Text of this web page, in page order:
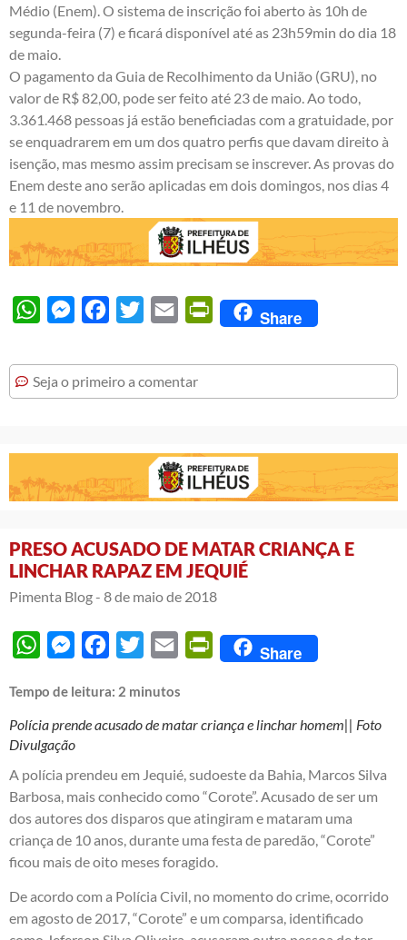
Médio (Enem). O sistema de inscrição foi aberto às 10h de
segunda-feira (7) e ficará disponível até as 23h59min do dia 18
de maio.
O pagamento da Guia de Recolhimento da União (GRU), no
valor de R$ 82,00, pode ser feito até 23 de maio. Ao todo,
3.361.468 pessoas já estão beneficiadas com a gratuidade, por
se enquadrarem em um dos quatro perfis que davam direito à
isenção, mas mesmo assim precisam se inscrever. As provas do
Enem deste ano serão aplicadas em dois domingos, nos dias 4
e 11 de novembro.
WhatsAppMessengerFacebook
Twitter Email PrintFriendly
Share
Seja o primeiro a comentar
PRESO ACUSADO DE MATAR CRIANÇA E
LINCHAR RAPAZ EM JEQUIÉ
Pimenta Blog - 8 de maio de 2018
WhatsAppMessengerFacebook
Twitter Email PrintFriendly
Share
Tempo de leitura: 2 minutos
Polícia prende acusado de matar criança e linchar homem|| Foto
Divulgação
A polícia prendeu em Jequié, sudoeste da Bahia, Marcos Silva
Barbosa, mais conhecido como “Corote”. Acusado de ser um
dos autores dos disparos que atingiram e mataram uma
criança de 10 anos, durante uma festa de paredão, “Corote”
ficou mais de oito meses foragido.
De acordo com a Polícia Civil, no momento do crime, ocorrido
em agosto de 2017, “Corote” e um comparsa, identificado